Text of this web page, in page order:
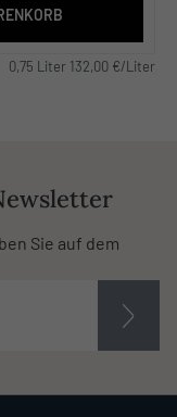
0,75 Liter 132,00 €/Liter
Sie auf dem